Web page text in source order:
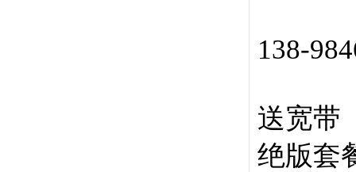
138-
送宽带
绝版套